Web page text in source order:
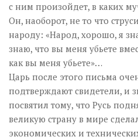
с ним произойдет, в каких
Он, наоборот, не то что
народу: «Народ, хорошо, я
знаю, что вы меня убьете
как вы меня убьете»…
Царь после этого письма
подтверждают свидетели, и
посвятил тому, что Русь
великую страну в мире
экономических и